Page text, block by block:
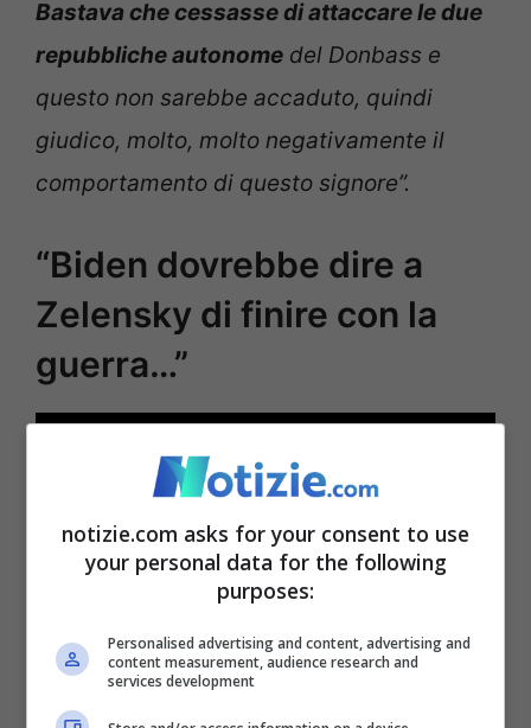
Bastava che cessasse di attaccare le due
repubbliche autonome del Donbass e
questo non sarebbe accaduto, quindi
giudico, molto, molto negativamente il
comportamento di questo signore”.
“Biden dovrebbe dire a
Zelensky di finire con la
guerra…”
notizie.com asks for your consent to use
your personal data for the following
purposes:
Personalised advertising and content, advertising and
content measurement, audience research and
services development